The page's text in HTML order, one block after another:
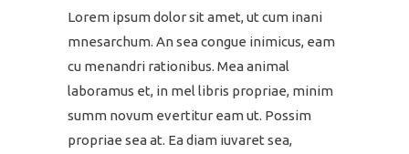
Lorem ipsum dolor sit amet, ut cum inani
mnesarchum. An sea congue inimicus, eam
cu menandri rationibus. Mea animal
laboramus et, in mel libris propriae, minim
summ novum evertitur eam ut. Possim
propriae sea at. Ea diam iuvaret sea,